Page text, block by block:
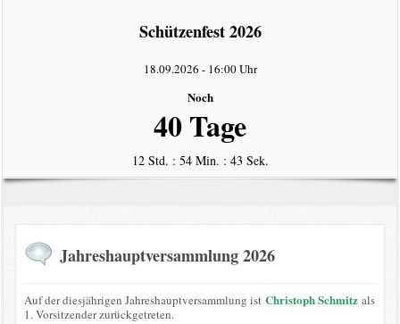
Schützenfest 2026
18.09.2026 - 16:00 Uhr
Noch
40 Tage
12 Std. : 54 Min. : 43 Sek.
Jahreshauptversammlung 2026
Auf der diesjährigen Jahreshauptversammlung ist Christoph Schmitzals
1. Vorsitzender zurückgetreten.